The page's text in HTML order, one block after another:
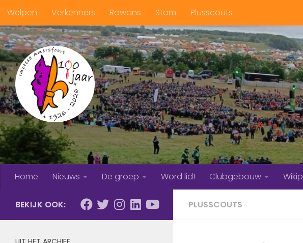
Doorgaan naar inhoud
Welpen Verkenners Rowans Stam Plusscouts
Home Nieuws De groep Word lid! Clubgebouw
PLUSSCOUTS
BEKIJK OOK: